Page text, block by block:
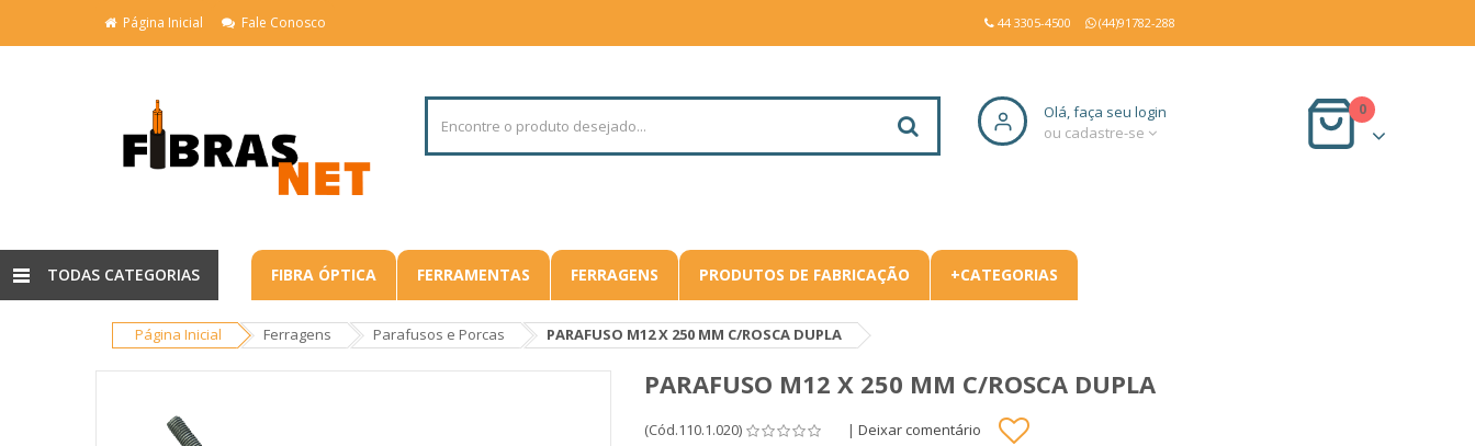
Página Inicial Fale Conosco 44 3305-4500 (44)91782-288
Olá, faça seu login
ou cadastre-se
0
TODAS CATEGORIAS FIBRA ÓPTICA FERRAMENTAS FERRAGENS PRODUTOS DE FABRICAÇÃO +CATEGORIAS
Página Inicial Ferragens Parafusos e Porcas PARAFUSO M12 X 250 MM C/ROSCA DUPLA
PARAFUSO M12 X 250 MM C/ROSCA DUPLA
(Cód.110.1.020) | Deixar comentário